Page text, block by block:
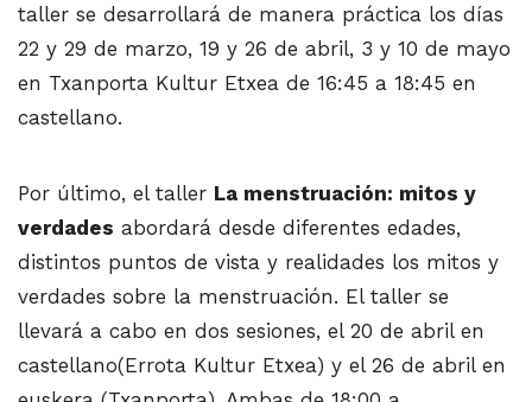
taller se desarrollará de manera práctica los días
22 y 29 de marzo, 19 y 26 de abril, 3 y 10 de mayo
en Txanporta Kultur Etxea de 16:45 a 18:45 en
castellano.
Por último, el taller La menstruación: mitos y
verdades abordará desde diferentes edades,
distintos puntos de vista y realidades los mitos y
verdades sobre la menstruación. El taller se
llevará a cabo en dos sesiones, el 20 de abril en
castellano(Errota Kultur Etxea) y el 26 de abril en